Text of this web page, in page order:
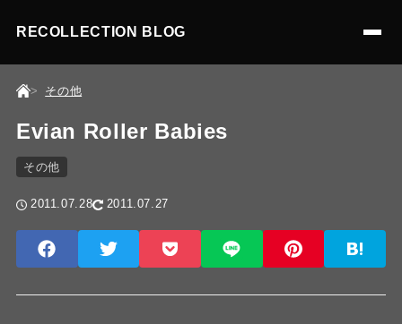
RECOLLECTION BLOG
その他
Evian Roller Babies
その他
2011.07.28 2011.07.27